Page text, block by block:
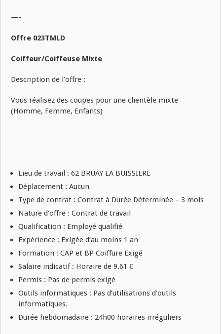
—-
Offre 023TMLD
Coiffeur/Coiffeuse Mixte
Description de l’offre :
Vous réalisez des coupes pour une clientèle mixte
(Homme, Femme, Enfants)
Lieu de travail : 62 BRUAY LA BUISSIERE
Déplacement : Aucun
Type de contrat : Contrat à Durée Déterminée – 3 mois
Nature d’offre : Contrat de travail
Qualification : Employé qualifié
Expérience : Exigée d’au moins 1 an
Formation : CAP et BP Coiffure Exigé
Salaire indicatif : Horaire de 9.61 €
Permis : Pas de permis exigé
Outils informatiques : Pas d’utilisations d’outils
informatiques.
Durée hebdomadaire : 24h00 horaires irréguliers